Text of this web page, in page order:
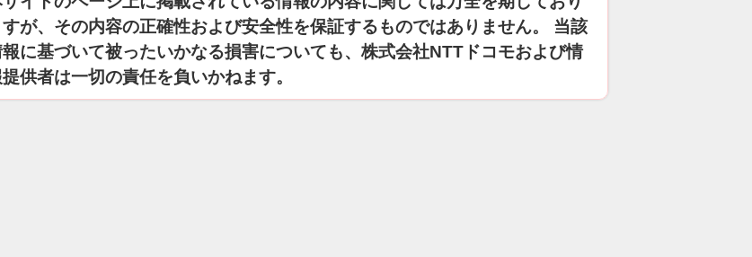
すが、その内容の正確性および安全性を保証するものではありません。 当該
に基づいて被ったいかなる損害についても、株式会社NTTドコモおよび情
供者は一切の責任を負いかねます。